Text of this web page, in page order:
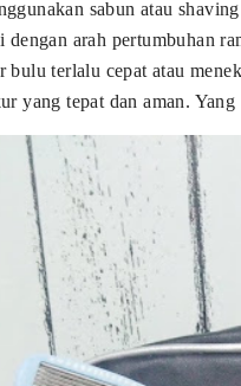
sabun atau
dengan arah pertumbuhan
bulu terlalu cepat atau
yang tepat dan aman.